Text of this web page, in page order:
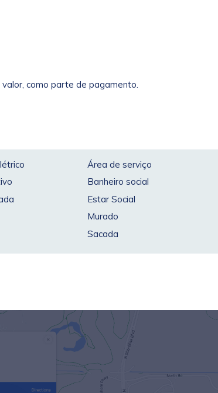
como parte de pagamento.
Área de serviço
Banheiro social
Estar Social
Murado
Sacada